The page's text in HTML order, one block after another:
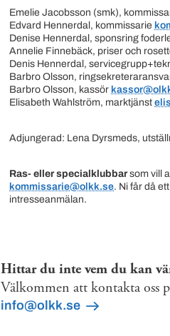
Emelie Jacobsson (smk),
Edvard Hennerdal, kommissarie
Denise Hennerdal, sponsring
Annelie Finnebäck, priser och
Denis Hennerdal,
Barbro Olsson,
Barbro Olsson, kassör
Elisabeth Wahlström, marktjänst
Adjungerad: Lena Dyrsmeds,
Ras- eller specialklubbarsom vill
kommissarie@olkk.se. Ni får då
intresseanmälan.
Hittar du inte vem du kan
Välkommen att kontakta oss
info@olkk.se